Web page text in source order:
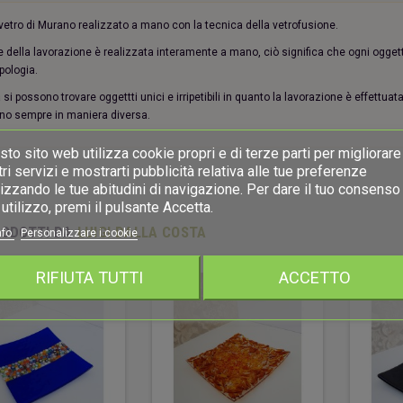
di Murano realizzato a mano con la tecnica della vetrofusione.
della lavorazione è realizzata interamente a mano, ciò significa che ogni
si possono trovare oggettti unici e irripetibili in quanto la lavorazione è
sempre in maniera diversa.
DA LUIGI DALLA COSTA
sito web utilizza cookie propri e di terze parti per
servizi e mostrarti pubblicità relativa alle tue preferenze
le tue abitudini di navigazione. Per dare il tuo consenso
premi il pulsante Accetta.
Personalizzare i cookie
RIFIUTA TUTTI ACCETTO